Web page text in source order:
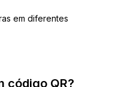
em diferentes
código QR?